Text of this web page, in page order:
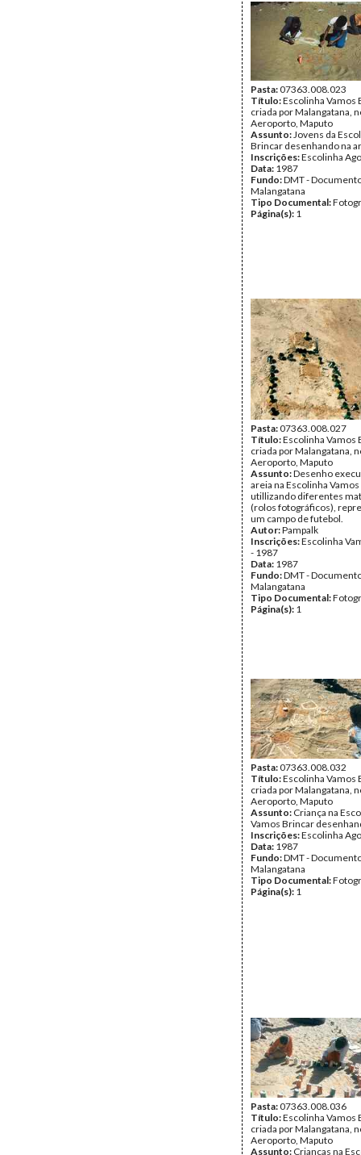
Pasta:07363.008.023
Título:Escolinha Vamos
criada por Malangatana,
Aeroporto, Maputo
Assunto:Jovens da
Brincar desenhando na
Inscrições:Escolinha
Data: 1987
Fundo:DMT -
Malangatana
Tipo Documental:
Página(s): 1
Pasta:07363.008.027
Título:Escolinha Vamos
criada por Malangatana,
Aeroporto, Maputo
Assunto:Desenho
areia na Escolinha
utillizando diferentes
(rolos fotográficos),
um campo de futebol.
Autor:Pampalk
Inscrições:Escolinha
- 1987
Data: 1987
Fundo:DMT -
Malangatana
Tipo Documental:
Página(s): 1
Pasta:07363.008.032
Título:Escolinha Vamos
criada por Malangatana,
Aeroporto, Maputo
Assunto: Criança na
Vamos Brincar
Inscrições:Escolinha
Data: 1987
Fundo:DMT -
Malangatana
Tipo Documental:
Página(s): 1
Pasta:07363.008.036
Título:Escolinha Vamos
criada por Malangatana,
Aeroporto, Maputo
Assunto: Crianças na